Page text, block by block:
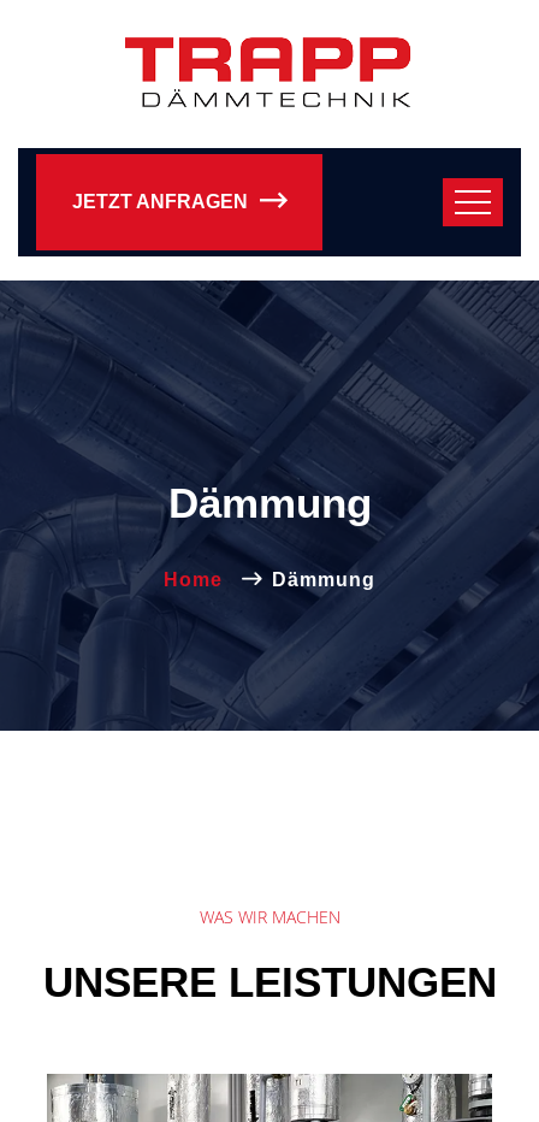
JETZT ANFRAGEN
Dämmung
Home Dämmung
WAS WIR MACHEN
UNSERE LEISTUNGEN